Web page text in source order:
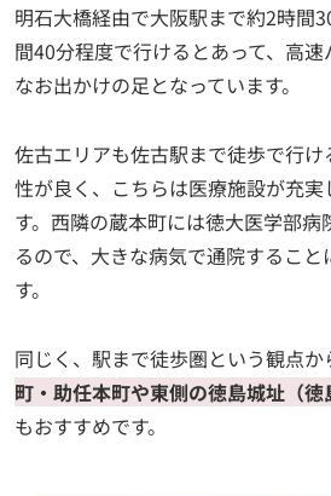
明石大橋経由で大阪駅まで約2時間
間40分程度で行けるとあって、高
なお出かけの足となっています。
佐古エリアも佐古駅まで徒歩で行
性が良く、こちらは医療施設が充
す。西隣の蔵本町には徳大医学部
るので、大きな病気で通院すること
す。
同じく、駅まで徒歩圏という観点か
町・助任本町や東側の徳島城址（
もおすすめです。